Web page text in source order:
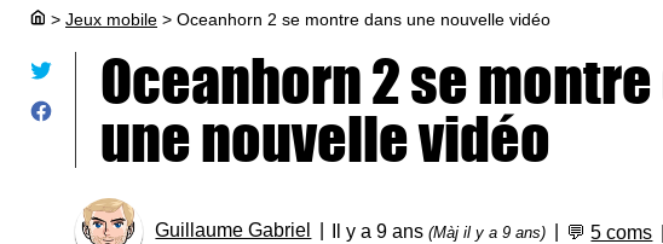
> Jeux mobile > Oceanhorn 2 se montre dans une nouvelle vidéo
Oceanhorn 2 se
une nouvelle vidéo
Guillaume Gabriel Il y a 9 ans(Màj il y a 9 ans) 💬5 coms